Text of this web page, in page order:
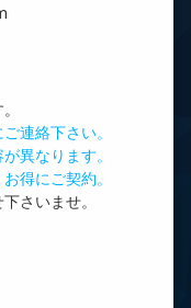
連絡下さい。
異なります。
得にご契約。
さいませ。